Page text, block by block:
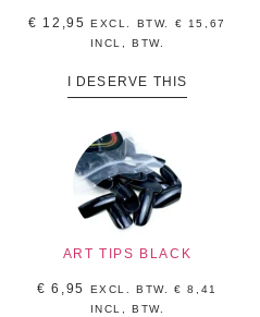
€ 12,95 EXCL. BTW. € 15,67
INCL, BTW.
I DESERVE THIS
ART TIPS BLACK
€ 6,95 EXCL. BTW.€ 8,41
INCL, BTW.